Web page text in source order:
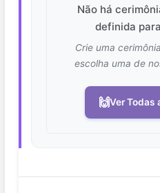
Não há
definida
Crie uma
escolha uma de
🙌Ver Todas